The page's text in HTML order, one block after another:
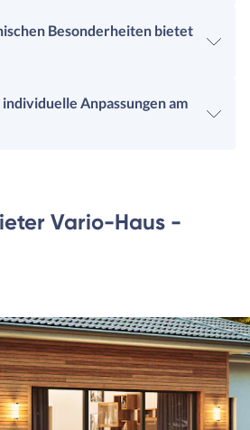
Besonderheiten bietet
Anpassungen am
Vario-Haus -